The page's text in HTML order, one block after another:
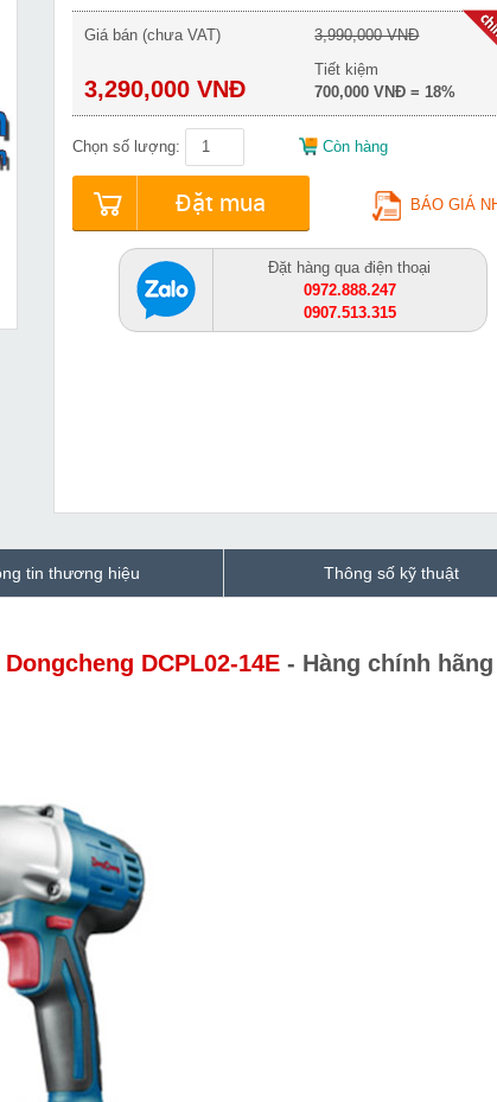
Giá bán (chưa VAT)
3,290,000 VNĐ
3,990,000 VNĐ
Tiết kiệm
700,000 VNĐ = 18%
Chọn số lượng: Còn hàng
Đặt mua BÁO GIÁ
Đặt hàng qua điện thoại
0972.888.247
0907.513.315
tin thương hiệu Thông số kỹ thuật
DCPL02-14E - Hàng chính